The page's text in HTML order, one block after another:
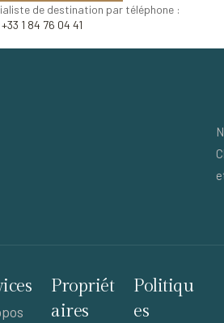
de destination par téléphone :
+33 1 84 76 04 41
Propriét
aires
Politiqu
es